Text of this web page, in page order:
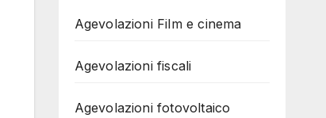
Agevolazioni Film e cinema
Agevolazioni fiscali
Agevolazioni fotovoltaico